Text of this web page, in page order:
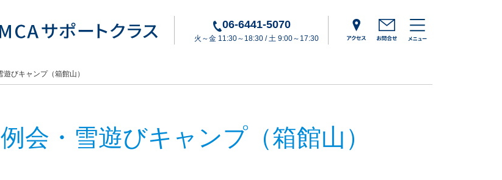
06-6441-5070
火～金 11:30～18:30 / 土 9:00～17:30
びキャンプ（箱館山）
会・雪遊びキャンプ（箱館山）